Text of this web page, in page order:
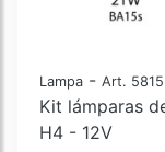
Lampa - Art.
Kit lámparas
H4 - 12V